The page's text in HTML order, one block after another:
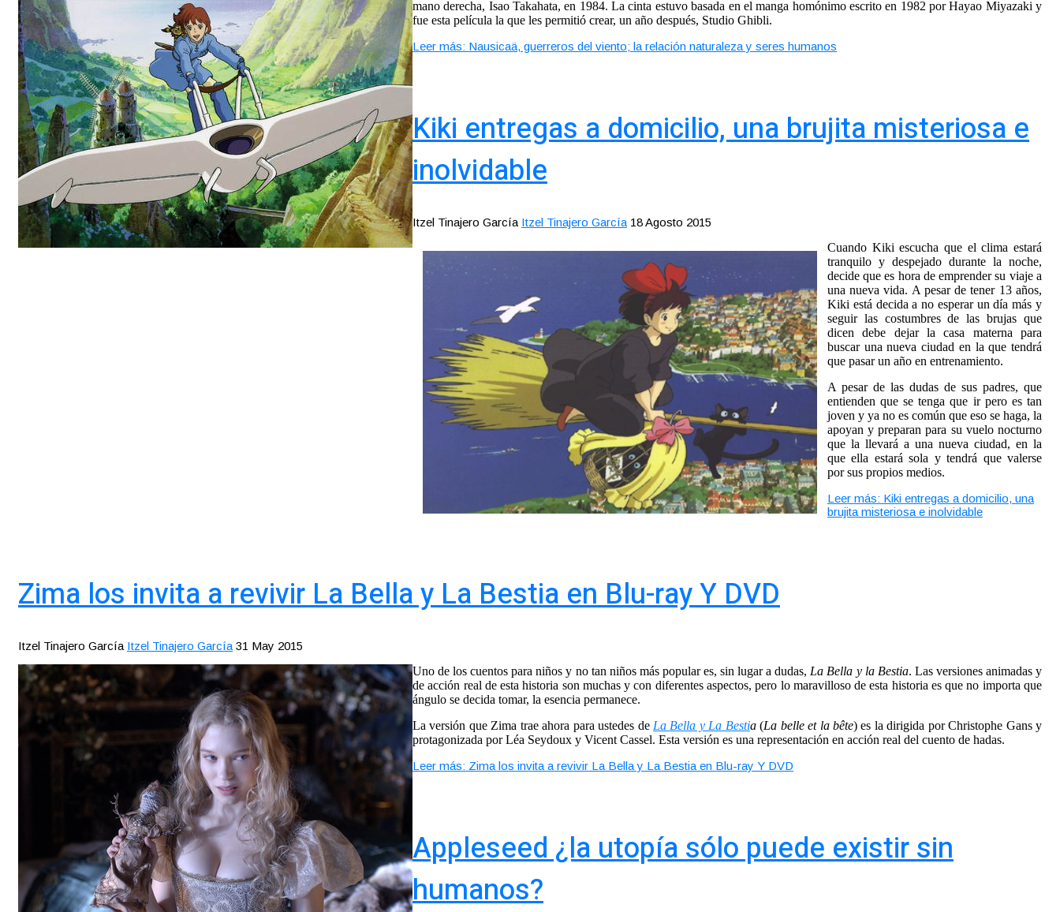
mano derecha, Isao Takahata, en 1984. La cinta estuvo basada en el manga homónimo escrito en 1982 por Hayao Miyazaki y
fue esta película la que les permitió crear, un año después, Studio Ghibli.
Leer más: Nausicaä, guerreros del viento; la relación naturaleza y seres humanos
Kiki entregas a domicilio, una brujita misteriosa e
inolvidable
Itzel Tinajero García Itzel Tinajero García 18 Agosto 2015
Cuando Kiki escucha que el clima estará
tranquilo y despejado durante la noche,
decide que es hora de emprender su viaje a
una nueva vida. A pesar de tener 13 años,
Kiki está decida a no esperar un día más y
seguir las costumbres de las brujas que
dicen debe dejar la casa materna para
buscar una nueva ciudad en la que tendrá
que pasar un año en entrenamiento.
A pesar de las dudas de sus padres, que
entienden que se tenga que ir pero es tan
joven y ya no es común que eso se haga, la
apoyan y preparan para su vuelo nocturno
que la llevará a una nueva ciudad, en la
que ella estará sola y tendrá que valerse
por sus propios medios.
Leer más: Kiki entregas a domicilio, una
brujita misteriosa e inolvidable
Zima los invita a revivir La Bella y La Bestia en Blu-ray Y DVD
Itzel Tinajero García Itzel Tinajero García 31 May 2015
Uno de los cuentos para niños y no tan niños más popular es, sin lugar a dudas, La Bella y la Bestia. Las versiones animadas y
de acción real de esta historia son muchas y con diferentes aspectos, pero lo maravilloso de esta historia es que no importa que
ángulo se decida tomar, la esencia permanece.
La versión que Zima trae ahora para ustedes de La Bella y La Bestia (La belle et la bête)es la dirigida por Christophe Gansy
protagonizada por Léa Seydoux y Vicent Cassel. Esta versión es una representación en acción real del cuento de hadas.
Leer más: Zima los invita a revivir La Bella y La Bestia en Blu-ray Y DVD
Appleseed ¿la utopía sólo puede existir sin
humanos?